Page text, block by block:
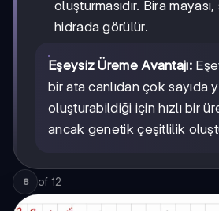
oluşturmasıdır. Bira
hidrada görülür.
Eşeysiz Üreme Avantajı:
bir ata canlıdan çok sayıda
oluşturabildiği için hızlı bir
ancak genetik çeşitlilik
8 of 12